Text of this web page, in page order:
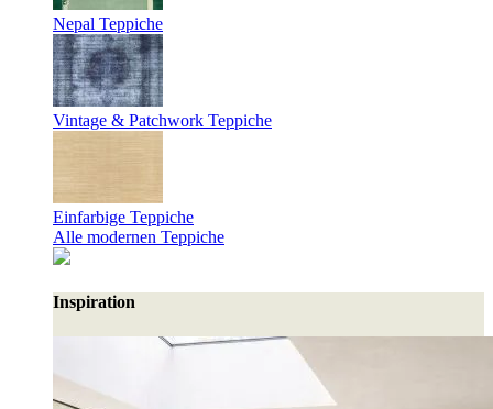
Nepal Teppiche
Vintage & Patchwork Teppiche
Einfarbige Teppiche
Alle modernen Teppiche
Inspiration